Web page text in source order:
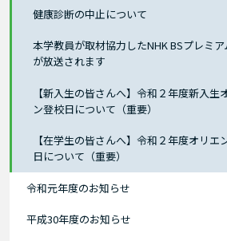
健康診断の中止について
本学教員が取材協力したNHK BSプレミア
が放送されます
【新入生の皆さんへ】令和２年度新入生
ン登校日について（重要）
【在学生の皆さんへ】令和２年度オリエ
日について（重要）
令和元年度のお知らせ
平成30年度のお知らせ